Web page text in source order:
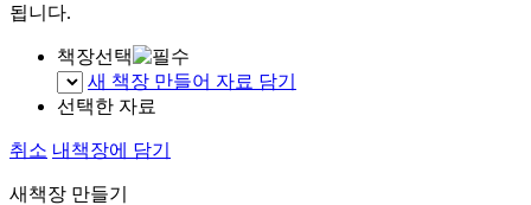
됩니다.
책장선택
새 책장 만들어 자료 담기
선택한 자료
취소 내책장에 담기
새책장 만들기